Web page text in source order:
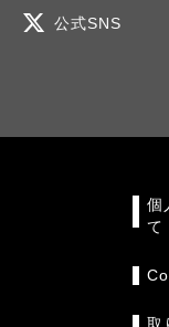
公式SNS
個
て